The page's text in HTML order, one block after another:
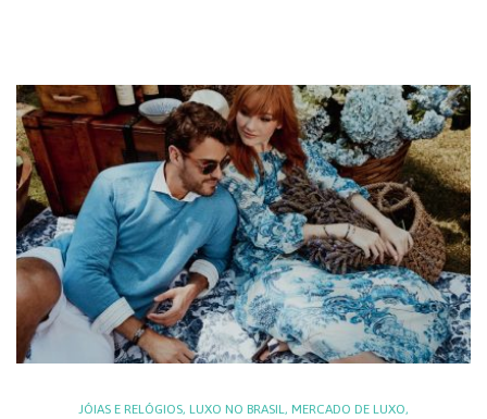
JÓIAS E RELÓGIOS, LUXO NO BRASIL, MERCADO DE LUXO,